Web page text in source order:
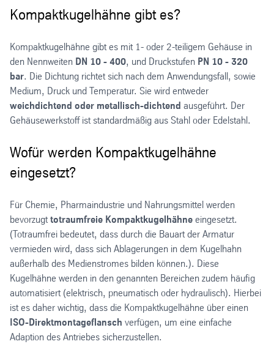
Kompaktkugelhähne gibt es?
Kompaktkugelhähne gibt es mit 1- oder 2-teiligem Gehäuse in
den Nennweiten DN 10 - 400, und Druckstufen PN 10 - 320
bar. Die Dichtung richtet sich nach dem Anwendungsfall, sowie
Medium, Druck und Temperatur. Sie wird entweder
weichdichtend oder metallisch-dichtend ausgeführt. Der
Gehäusewerkstoff ist standardmäßig aus Stahl oder Edelstahl.
Wofür werden Kompaktkugelhähne
eingesetzt?
Für Chemie, Pharmaindustrie und Nahrungsmittel werden
bevorzugttotraumfreie Kompaktkugelhähne eingesetzt.
(Totraumfrei bedeutet, dass durch die Bauart der Armatur
vermieden wird, dass sich Ablagerungen in dem Kugelhahn
außerhalb des Medienstromes bilden können.). Diese
Kugelhähne werden in den genannten Bereichen zudem häufig
automatisiert (elektrisch, pneumatisch oder hydraulisch). Hierbei
ist es daher wichtig, dass die Kompaktkugelhähne über einen
ISO-Direktmontageflansch verfügen, um eine einfache
Adaption des Antriebes sicherzustellen.